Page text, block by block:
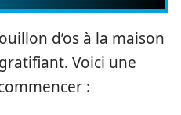
d’os à la maison
Voici une
: